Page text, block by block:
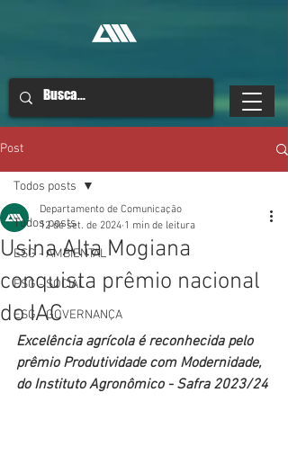
Post
Todos posts
ESG - AMBIENTAL
ESG - SOCIAL
ESG - GOVERNANÇA
Todos posts
Usina Alta Mogiana
conquista prêmio nacional
do IAC
Departamento de Comunicação
12 de set. de 2024 1 min de leitura
Excelência agrícola é reconhecida pelo
prêmio Produtividade com Modernidade,
do Instituto Agronômico - Safra 2023/24